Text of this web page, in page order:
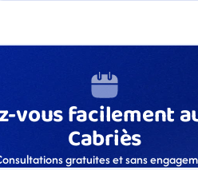
vous facilement
Cabriès
gratuites et sans